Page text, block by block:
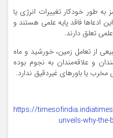
طور خودکار تغییرات انرژی یا
ادعاها فاقد پایه علمی هستند و
تعلق دارند.
از تعامل زمین، خورشید و ماه
و علاقه‌مندان به نجوم بوده
یا باورهای غیردقیق ندارد.
https://
unveils-why-